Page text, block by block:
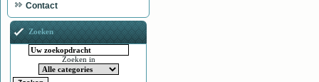
Contact
Zoeken
Zoeken in